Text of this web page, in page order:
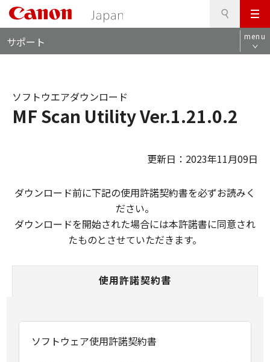
メ
ニ
ュ
サポート menu
MF Scan Utility Ver.1.21.0.2
ソフトウエアダウンロード
更新日：2023年11月09日
ダウンロード前に下記の使用許諾契約書を必ずお読みく
ださい。
ダウンロードを開始された場合には本許諾書に同意され
たものとさせていただきます。
使用許諾契約書
ソフトウェア使用許諾契約書